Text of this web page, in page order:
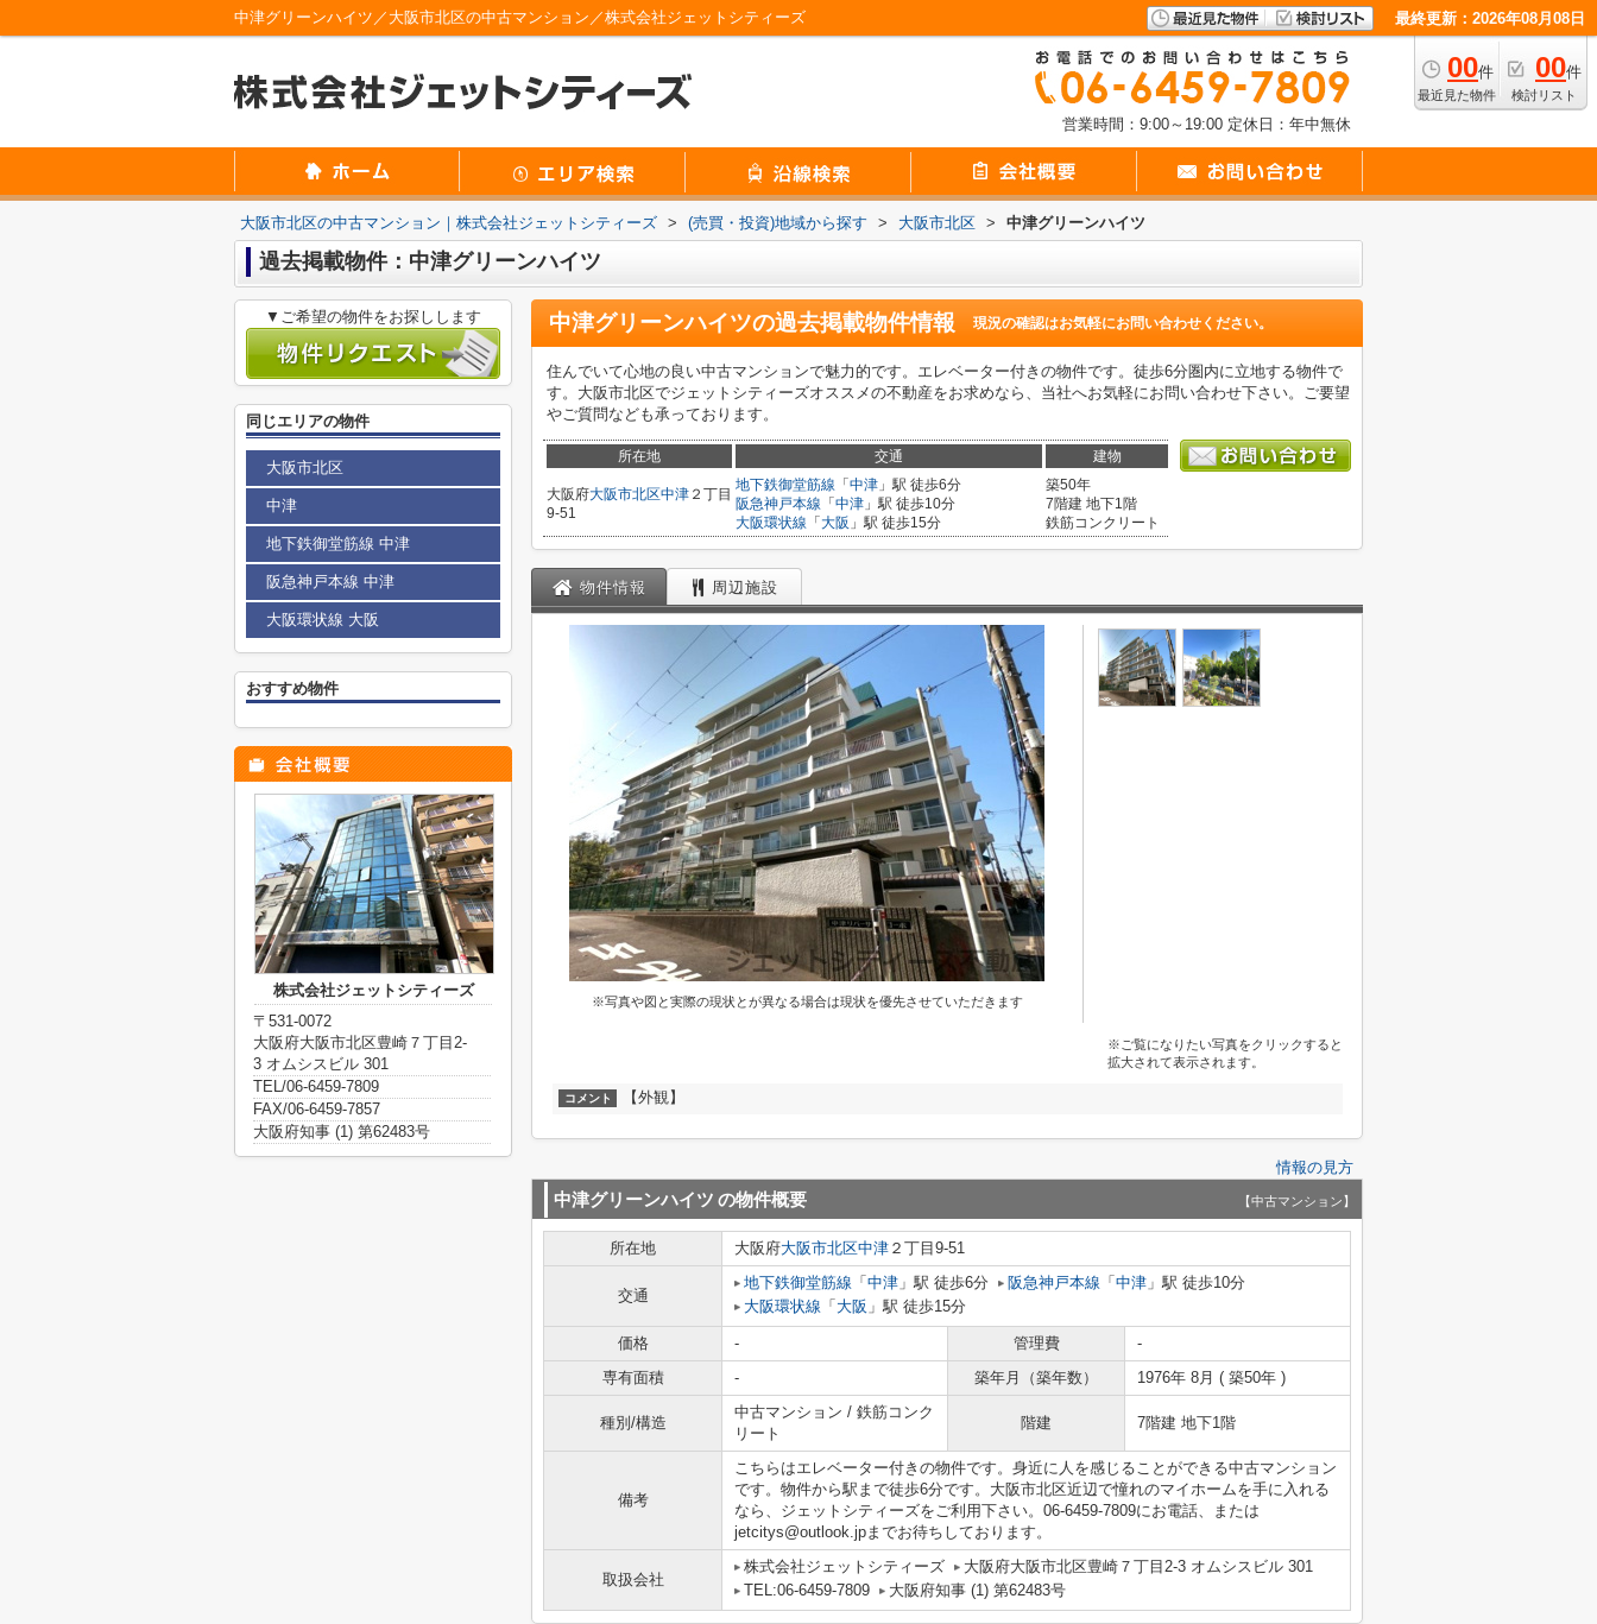
中津グリーンハイツ／大阪市北区の中古マンション／株式会社ジェットシティーズ 最終更新：2026年08月08日
00件
最近見た物件
00件
検討リスト
営業時間：9:00～19:00 定休日：年中無休
大阪市北区の中古マンション｜株式会社ジェットシティーズ > (売買・投資)地域から探す > 大阪市北区 > 中津グリーンハイツ
過去掲載物件：中津グリーンハイツ
中津グリーンハイツの過去掲載物件情報 現況の確認はお気軽にお問い合わせください。
住んでいて心地の良い中古マンションで魅力的です。エレベーター付きの物件です。徒歩6分圏内に立地する物件で
す。大阪市北区でジェットシティーズオススメの不動産をお求めなら、当社へお気軽にお問い合わせ下さい。ご要望
やご質問なども承っております。
所在地 交通 建物
大阪府大阪市北区中津 ２丁目
9-51
地下鉄御堂筋線 「 中津 」駅 徒歩6分
阪急神戸本線 「 中津 」駅 徒歩10分
大阪環状線 「 大阪 」駅 徒歩15分
築50年
7階建 地下1階
鉄筋コンクリート
物件情報 周辺施設
※写真や図と実際の現状とが異なる場合は現状を優先させていただきます
※ご覧になりたい写真をクリックすると
拡大されて表示されます。
コメント 【外観】
情報の見方
中津グリーンハイツ の物件概要 【中古マンション】
所在地 大阪府大阪市北区中津 ２丁目9-51
交通
地下鉄御堂筋線 「 中津 」駅 徒歩6分 阪急神戸本線 「 中津 」駅 徒歩10分
大阪環状線 「 大阪 」駅 徒歩15分
価格 - 管理費
-
専有面積
- 築年月（築年数） 1976年 8月 ( 築50年 )
種別/構造
中古マンション / 鉄筋コンク
リート
階建 7階建 地下1階
備考
こちらはエレベーター付きの物件です。身近に人を感じることができる中古マンション
です。物件から駅まで徒歩6分です。大阪市北区近辺で憧れのマイホームを手に入れる
なら、ジェットシティーズをご利用下さい。06-6459-7809にお電話、または
jetcitys@outlook.jpまでお待ちしております。
取扱会社
株式会社ジェットシティーズ
大阪府大阪市北区豊崎７丁目2-3 オムシスビル 301
TEL:06-6459-7809
大阪府知事 (1) 第62483号
▼ご希望の物件をお探しします
同じエリアの物件
大阪市北区
中津
地下鉄御堂筋線 中津
阪急神戸本線 中津
大阪環状線 大阪
おすすめ物件
株式会社ジェットシティーズ
〒531-0072
大阪府大阪市北区豊崎７丁目2-
3 オムシスビル 301
TEL/06-6459-7809
FAX/06-6459-7857
大阪府知事 (1) 第62483号